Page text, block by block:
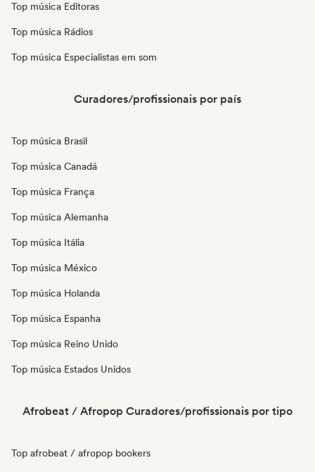
Top música Editoras
Top música Rádios
Top música Especialistas em som
Curadores/profissionais por país
Top música Brasil
Top música Canadá
Top música França
Top música Alemanha
Top música Itália
Top música México
Top música Holanda
Top música Espanha
Top música Reino Unido
Top música Estados Unidos
Afrobeat / Afropop Curadores/profissionais por tipo
Top afrobeat / afropop bookers